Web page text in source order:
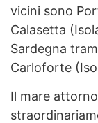
vicini sono
Calasetta
Sardegna
Carloforte
Il mare